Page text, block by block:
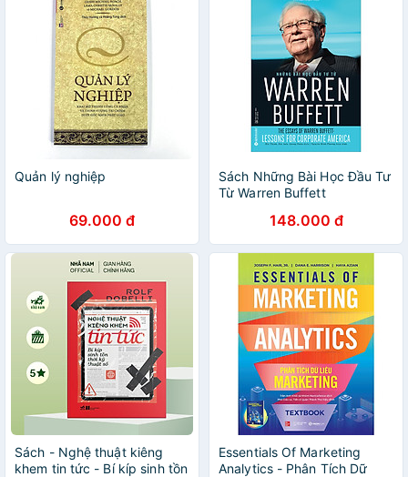
Quản lý nghiệp
69.000 đ
Sách Những Bài Học Đầu Tư
Từ Warren Buffett
148.000 đ
Sách - Nghệ thuật kiêng
khem tin tức - Bí kíp sinh tồn
Essentials Of Marketing
Analytics - Phân Tích Dữ